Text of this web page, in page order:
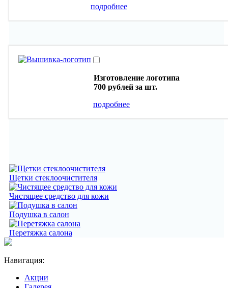
подробнее
Изготовление логотипа
700 рублей за шт.
подробнее
Щетки стеклоочистителя
Чистящее средство для кожи
Подушка в салон
Перетяжка салона
Навигация:
Акции